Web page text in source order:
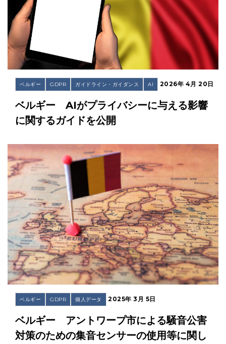
ベルギー GDPR ガイドライン・ガイダンス AI 2026年 4月 20日
ベルギー AIがプライバシーに与える影響
に関するガイドを公開
ベルギー GDPR 個人データ 2025年 3月 5日
ベルギー アントワープ市による騒音公害
対策のための集音センサーの使用等に関し